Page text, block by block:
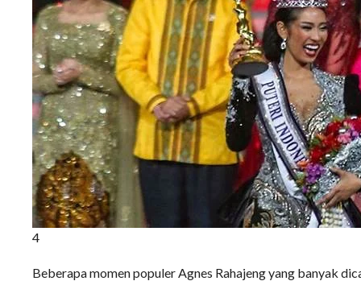
4
Beberapa momen populer Agnes Rahajeng yang banyak